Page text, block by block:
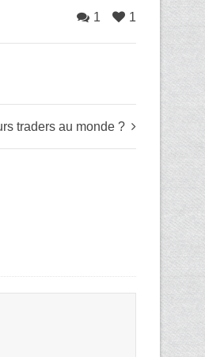
1
1
traders au monde ?